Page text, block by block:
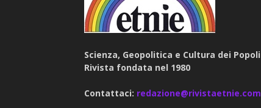
Scienza, Geopolitica e Cultura dei Popoli
Rivista fondata nel 1980
Contattaci: redazione@rivistaetnie.com